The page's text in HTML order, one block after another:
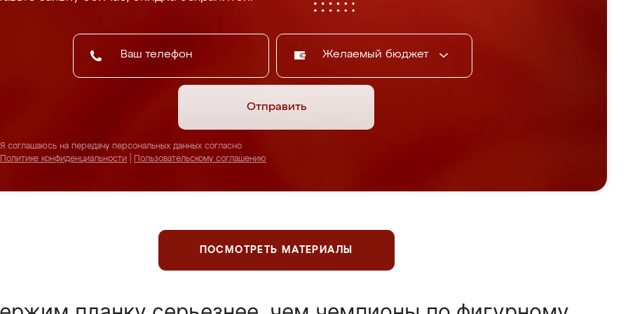
Желаемый бюджет
Отправить
Я соглашаюсь на передачу персональных данных согласно
Политике конфиденциальности
Пользовательскому соглашению
ПОСМОТРЕТЬ МАТЕРИАЛЫ